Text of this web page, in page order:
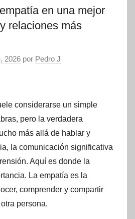
en una mejor
relaciones más
2026 por Pedro J
considerarse un simple
pero la verdadera
más allá de hablar y
la comunicación significativa
Aquí es donde la
La empatía es la
comprender y compartir
persona.